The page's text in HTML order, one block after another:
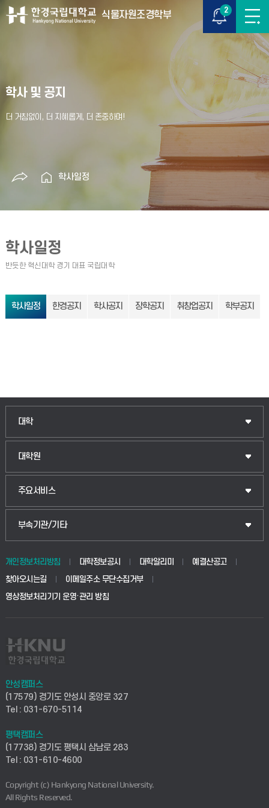
식물자원조경학부 2
학사 및 공지
학사일정
학사일정
학사일정 한경공지 학사공지 장학공지 취창업공지 학부공지
대학
인문융합공공인재학부
법경영학부
생명공학부
사회안전시스템공학부
컴퓨터응용수학부
ICT로봇기계공학부
전자전기공학부
디자인건축융합학부
대학원
일반대학원
산업대학원
공공정책대학원
교육대학원
주요서비스
입학안내
웹메일
학사시스템(전문학사 및 전공심화)
사이버캠퍼스(전문학사 및 전공심화)
시설바로처리서비스
연구실안전관리시스템
산학연구관리시스템
찾아오시는길(평택)
부속기관/기타
중앙도서관
학생생활관(안성)
산학협력단
취업지원센터
창업지원센터
현장실습지원센터
개인정보처리방침 대학정보공시 대학알리미
예결산공고
찾아오시는길
이메일주소 무단수집거부
영상정보처리기기 운영·관리 방침
안성캠퍼스
(17579) 경기도 안성시 중앙로 327
Tel : 031-670-5114
평택캠퍼스
(17738) 경기도 평택시 삼남로 283
Tel : 031-610-4600
Copyright (c) Hankyong National University.
All Rights Reserved.